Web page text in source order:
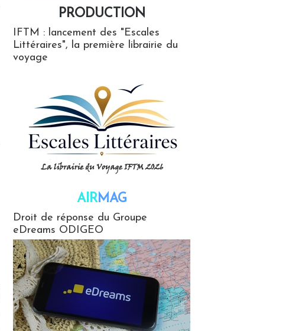
PRODUCTION
IFTM : lancement des "Escales
Littéraires", la première librairie du
voyage
AIRMAG
Droit de réponse du Groupe
eDreams ODIGEO